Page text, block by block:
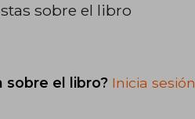
sobre el libro
sobre el libro? Inicia sesión